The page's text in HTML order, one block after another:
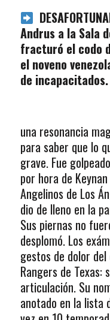
Andrus a la Sala
fracturó el codo
el noveno
de incapacitados.
una resonancia
para saber que lo
grave. Fue
por hora de
Angelinos de Los
dio de lleno en la
Sus piernas no
desplomó. Los
gestos de dolor
Rangers de
articulación. Su
anotado en la lista